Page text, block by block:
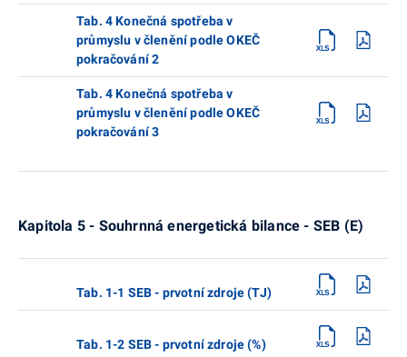
Tab. 4 Konečná spotřeba v
průmyslu v členění podle OKEČ
pokračování 2
Tab. 4 Konečná spotřeba v
průmyslu v členění podle OKEČ
pokračování 3
Kapitola 5 - Souhrnná energetická bilance - SEB (E)
Tab. 1-1 SEB - prvotní zdroje (TJ)
Tab. 1-2 SEB - prvotní zdroje (%)